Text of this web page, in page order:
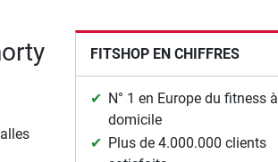
FITSHOP EN CHIFFRES
N° 1 en Europe du fitness à
domicile
Plus de 4.000.000 clients